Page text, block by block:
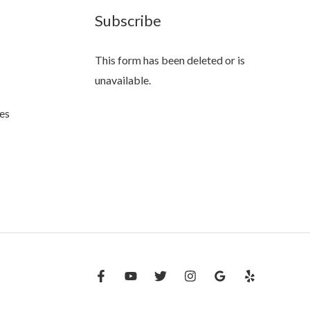
Subscribe
This form has been deleted or is
unavailable.